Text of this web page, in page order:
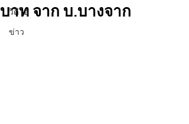
วิดีโอ
ข่าว
บาท จาก บ.บางจาก